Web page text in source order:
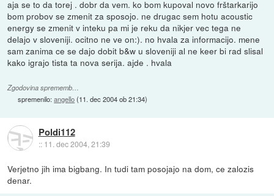
aja se to da torej . dobr da vem. ko bom kupoval novo frštarkarijo
bom probov se zmenit za sposojo. ne drugac sem hotu acoustic
energy se zmenit v inteku pa mi je reku da nikjer vec tega ne
delajo v sloveniji. ocitno ne ve on:). no hvala za informacijo. mene
sam zanima ce se dajo dobit b&w u sloveniji al ne keer bi rad slisal
kako igrajo tista ta nova serija. ajde . hvala
Zgodovina sprememb…
spremenilo:angello(11. dec 2004 ob 21:34)
Poldi112
:: 11. dec 2004, 21:39
Verjetno jih ima bigbang. In tudi tam posojajo na dom, ce zalozis
denar.